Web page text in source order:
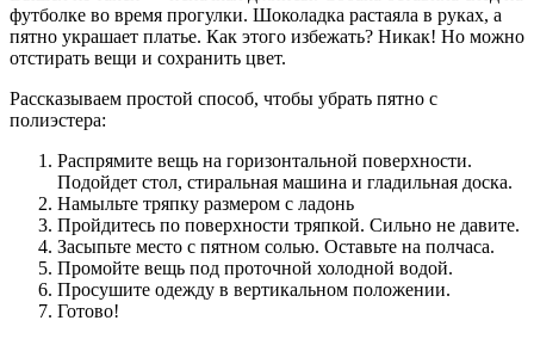
футболке во время прогулки. Шоколадка растаяла в руках, а
пятно украшает платье. Как этого избежать? Никак! Но можно
отстирать вещи и сохранить цвет.
Рассказываем простой способ, чтобы убрать пятно с
полиэстера:
Распрямите вещь на горизонтальной поверхности.
Подойдет стол, стиральная машина и гладильная доска.
Намыльте тряпку размером с ладонь
Пройдитесь по поверхности тряпкой. Сильно не давите.
Засыпьте место с пятном солью. Оставьте на полчаса.
Промойте вещь под проточной холодной водой.
Просушите одежду в вертикальном положении.
Готово!